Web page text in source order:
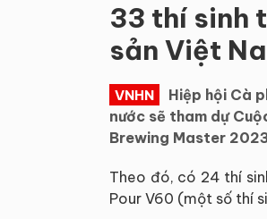
33 thí sinh
sản Việt
VNHN
Hiệp hội Cà
nước sẽ tham dự
Brewing Master
Theo đó, có 24 thí
Pour V60 (một số thí